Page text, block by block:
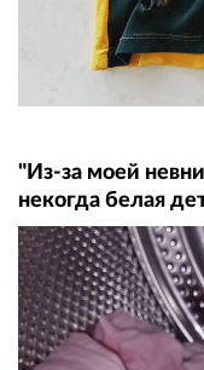
"Из-за моей
некогда белая